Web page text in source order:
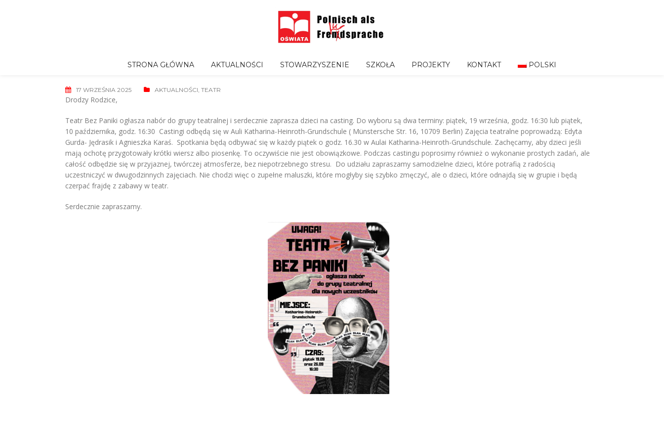
STRONA GŁÓWNA AKTUALNOŚCI STOWARZYSZENIE SZKOŁA PROJEKTY KONTAKT POLSKI
17 WRZEŚNIA 2025 AKTUALNOŚCI, TEATR
Drodzy Rodzice,
Teatr Bez Paniki ogłasza nabór do grupy teatralnej i serdecznie zaprasza dzieci na casting. Do wyboru są dwa terminy: piątek, 19 września, godz. 16:30 lub piątek,
10 października, godz. 16:30 Castingi odbędą się w Auli Katharina-Heinroth-Grundschule ( Münstersche Str. 16, 10709 Berlin) Zajęcia teatralne poprowadzą: Edyta
Gurda- Jędrasik i Agnieszka Karaś. Spotkania będą odbywać się w każdy piątek o godz. 16.30 w Aulai Katharina-Heinroth-Grundschule. Zachęcamy, aby dzieci jeśli
mają ochotę przygotowały krótki wiersz albo piosenkę. To oczywiście nie jest obowiązkowe. Podczas castingu poprosimy również o wykonanie prostych zadań, ale
całość odbędzie się w przyjaznej, twórczej atmosferze, bez niepotrzebnego stresu. Do udziału zapraszamy samodzielne dzieci, które potrafią z radością
uczestniczyć w dwugodzinnych zajęciach. Nie chodzi więc o zupełne maluszki, które mogłyby się szybko zmęczyć, ale o dzieci, które odnajdą się w grupie i będą
czerpać frajdę z zabawy w teatr.
Serdecznie zapraszamy.